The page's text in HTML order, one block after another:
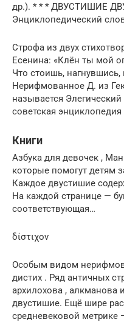
др.). * * * ДВУСТИШИЕ
Энциклопедический
Строфа из двух
Есенина: «Клён ты мой
Что стоишь,
Нерифмованное Д. из
называется
советская энциклопедия
Книги
Азбука для девочек ,
которые помогут детям
Каждое двустишие
На каждой странице —
соответствующая…
δίστιχον
Особым видом
дистих . Ряд античных
архилохова , алкманова
двустишие. Ещё шире
средневековой метрике